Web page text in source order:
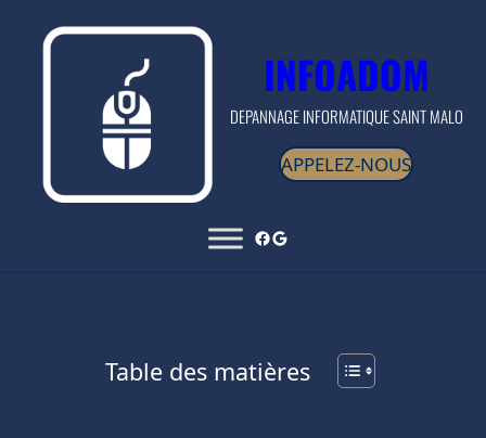
INFOADOM
DEPANNAGE INFORMATIQUE SAINT MALO
APPELEZ-NOUS
Table des matières